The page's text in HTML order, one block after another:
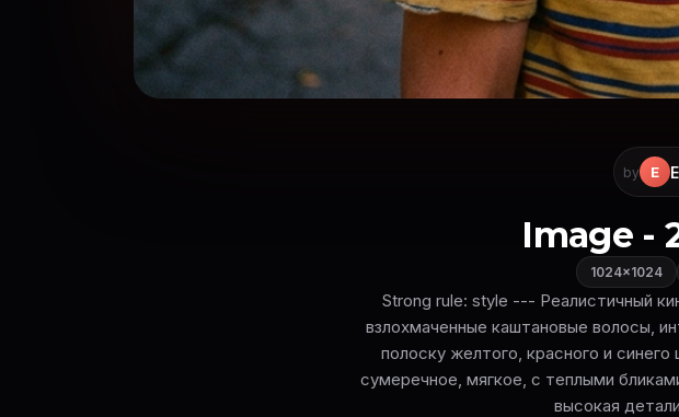
by E
Image -
1024×1024
Strong rule: style --- Реалистичный
взлохмаченные каштановые волосы,
полоску желтого, красного и
сумеречное, мягкое, с теплыми
высокая